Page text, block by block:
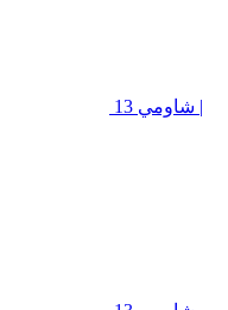
شاومي 13 |